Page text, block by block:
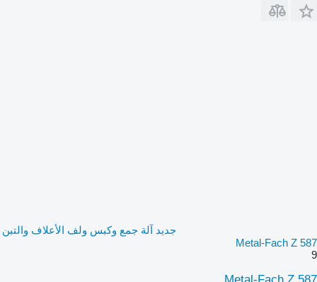
جديد آلة جمع وكبس ولف الأعلاف والتبن
Metal-Fach Z 587
9